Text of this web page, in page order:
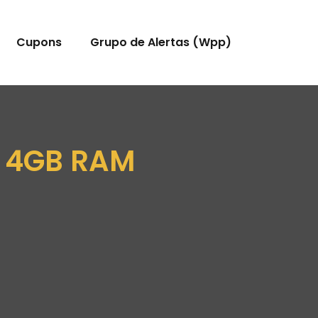
Cupons Grupo de Alertas (Wpp)
RAM